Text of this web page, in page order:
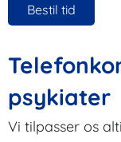
Bestil tid
psykiater
Vi tilpasser os